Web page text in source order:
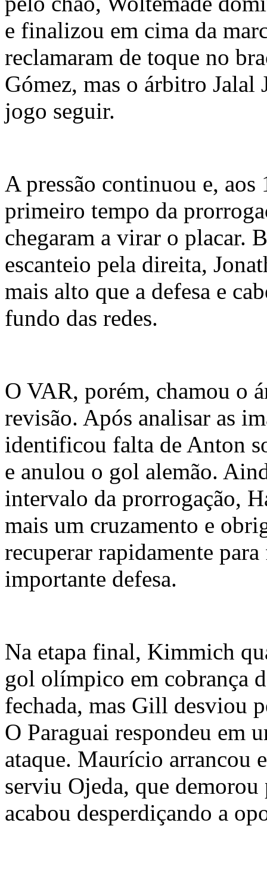
e finalizou em cima da
reclamaram de toque no
Gómez, mas o árbitro Jalal
jogo seguir.
A pressão continuou e, aos
primeiro tempo da
chegaram a virar o placar.
escanteio pela direita,
mais alto que a defesa e
fundo das redes.
O VAR, porém, chamou o
revisão. Após analisar as
identificou falta de Anton
e anulou o gol alemão.
intervalo da prorrogação,
mais um cruzamento e
recuperar rapidamente
importante defesa.
Na etapa final, Kimmich
gol olímpico em cobrança
fechada, mas Gill desviou
O Paraguai respondeu em
ataque. Maurício arrancou
serviu Ojeda, que
acabou desperdiçando a